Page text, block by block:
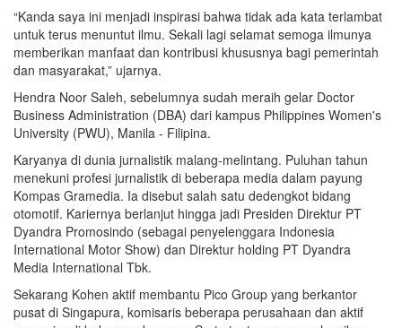
“Kanda saya ini menjadi inspirasi bahwa tidak ada kata terlambat
untuk terus menuntut ilmu. Sekali lagi selamat semoga ilmunya
memberikan manfaat dan kontribusi khususnya bagi pemerintah
dan masyarakat,” ujarnya.
Hendra Noor Saleh, sebelumnya sudah meraih gelar Doctor
Business Administration (DBA) dari kampus Philippines Women's
University (PWU), Manila - Filipina.
Karyanya di dunia jurnalistik malang-melintang. Puluhan tahun
menekuni profesi jurnalistik di beberapa media dalam payung
Kompas Gramedia. Ia disebut salah satu dedengkot bidang
otomotif. Kariernya berlanjut hingga jadi Presiden Direktur PT
Dyandra Promosindo (sebagai penyelenggara Indonesia
International Motor Show) dan Direktur holding PT Dyandra
Media International Tbk.
Sekarang Kohen aktif membantu Pico Group yang berkantor
pusat di Singapura, komisaris beberapa perusahaan dan aktif